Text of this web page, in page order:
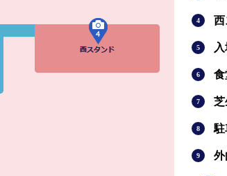
西
食
芝
駐
外